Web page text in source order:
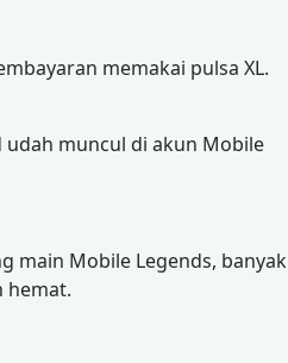
memakai pulsa XL.
udah muncul di akun Mobile
main Mobile Legends, banyak
hemat.